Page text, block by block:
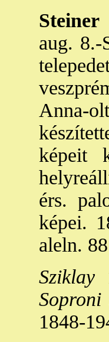
Steiner
aug. 8.-
Anna-
képeit
érs.
képei.
aleln. 88
Sziklay
Soproni
1848-